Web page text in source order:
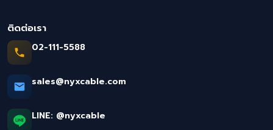
ติดต่อเรา
02-111-5588
sales@nyxcable.com
LINE: @nyxcable